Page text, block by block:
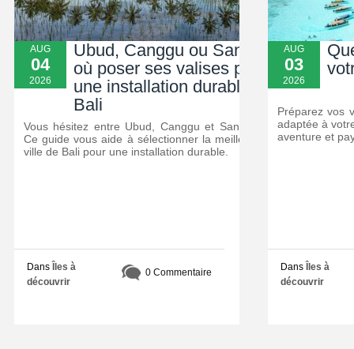
AUG
04
2026
Ubud, Canggu ou Sanur :
où poser ses valises pour
une installation durable à
Bali
Vous hésitez entre Ubud, Canggu et Sanur ?
Ce guide vous aide à sélectionner la meilleure
ville de Bali pour une installation durable.
Dans
Îles à
découvrir
0 Commentaire
AUG
03
2026
Préparez vos
adaptée à
aventure et
Dans
Îles à
découvrir